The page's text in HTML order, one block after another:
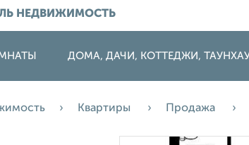
НЕДВИЖИМОСТЬ
ДОМА, ДАЧИ, КОТТЕДЖИ,
Квартиры Продажа